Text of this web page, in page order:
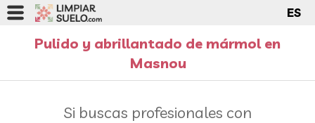
ES
Pulido y abrillantado de mármol en
Masnou
Si buscas profesionales con